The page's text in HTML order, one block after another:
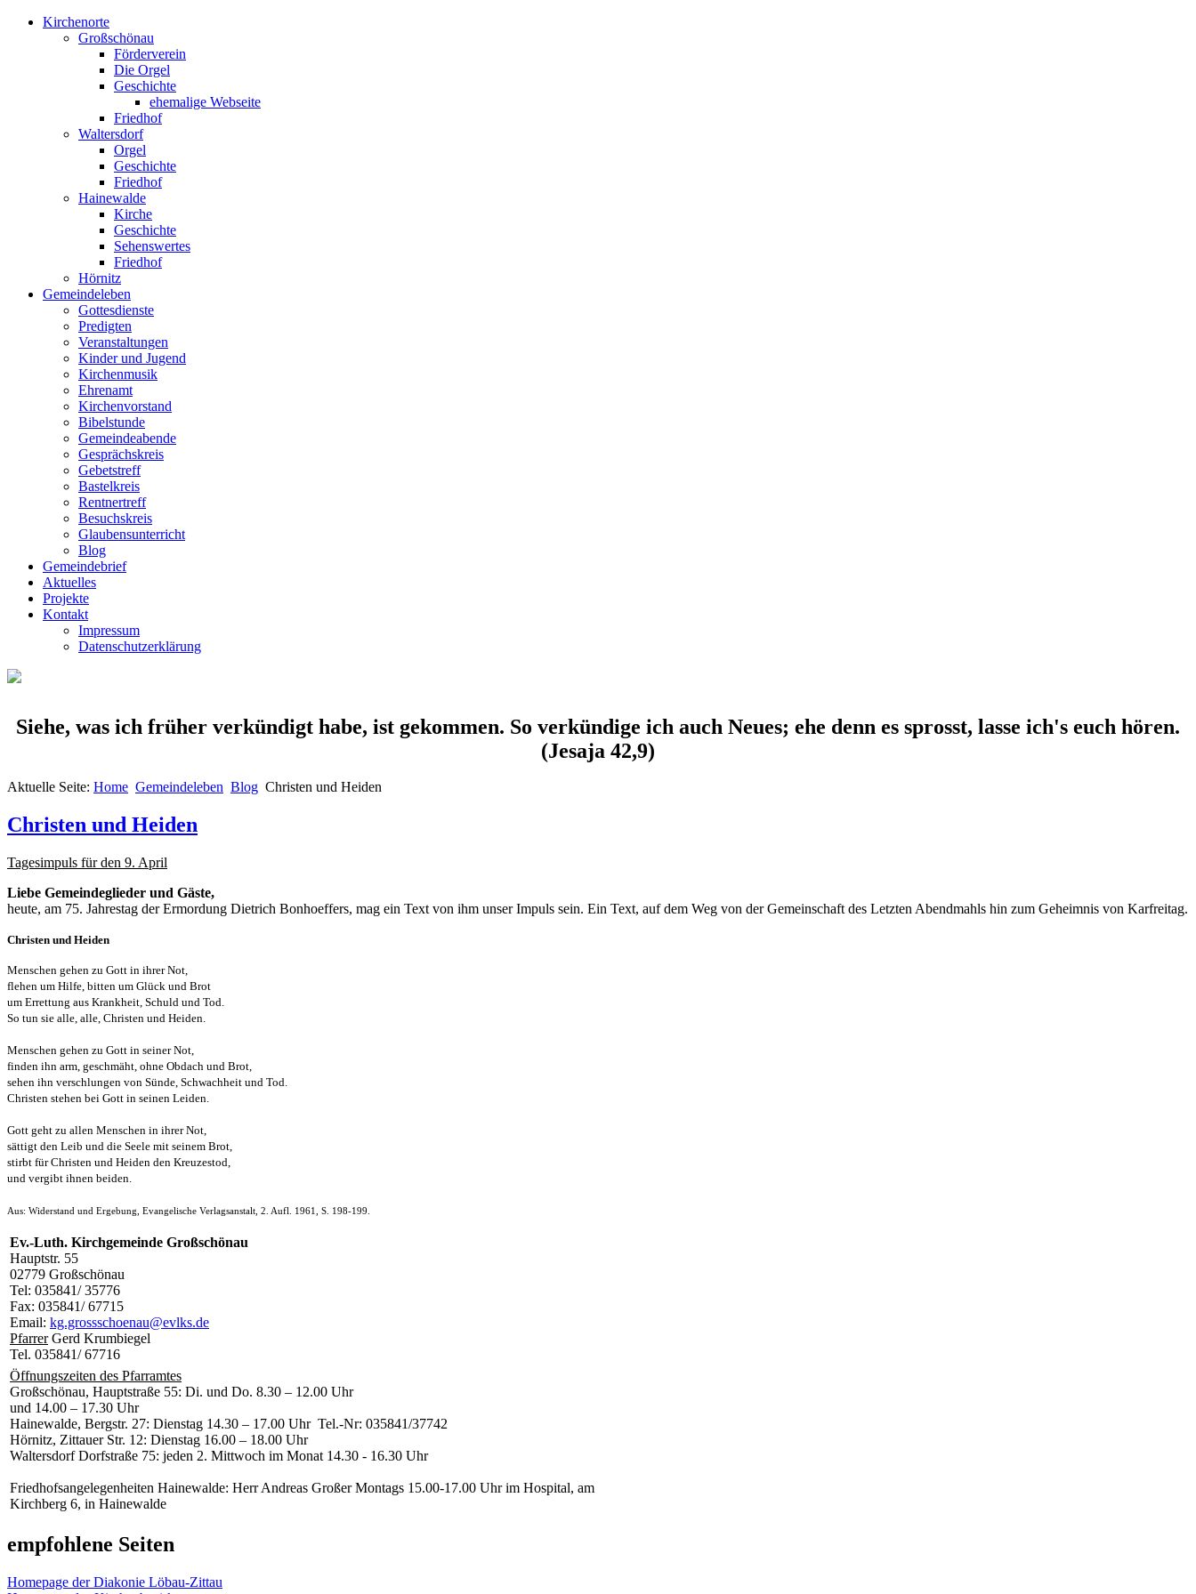
Kirchenorte
Großschönau
Förderverein
Die Orgel
Geschichte
ehemalige Webseite
Friedhof
Waltersdorf
Orgel
Geschichte
Friedhof
Hainewalde
Kirche
Geschichte
Sehenswertes
Friedhof
Hörnitz
Gemeindeleben
Gottesdienste
Predigten
Veranstaltungen
Kinder und Jugend
Kirchenmusik
Ehrenamt
Kirchenvorstand
Bibelstunde
Gemeindeabende
Gesprächskreis
Gebetstreff
Bastelkreis
Rentnertreff
Besuchskreis
Glaubensunterricht
Blog
Gemeindebrief
Aktuelles
Projekte
Kontakt
Impressum
Datenschutzerklärung
Siehe, was ich früher verkündigt habe, ist gekommen. So verkündige ich auch Neues; ehe denn es sprosst, lasse ich's euch hören.
(Jesaja 42,9)
Aktuelle Seite: Home Gemeindeleben Blog Christen und Heiden
Christen und Heiden
Tagesimpuls für den 9. April
Liebe Gemeindeglieder und Gäste,
heute, am 75. Jahrestag der Ermordung Dietrich Bonhoeffers, mag ein Text von ihm unser Impuls sein. Ein Text, auf dem Weg von der Gemeinschaft des Letzten Abendmahls hin zum Geheimnis von Karfreitag.
Christen und Heiden
Menschen gehen zu Gott in ihrer Not,
flehen um Hilfe, bitten um Glück und Brot
um Errettung aus Krankheit, Schuld und Tod.
So tun sie alle, alle, Christen und Heiden.
Menschen gehen zu Gott in seiner Not,
finden ihn arm, geschmäht, ohne Obdach und Brot,
sehen ihn verschlungen von Sünde, Schwachheit und Tod.
Christen stehen bei Gott in seinen Leiden.
Gott geht zu allen Menschen in ihrer Not,
sättigt den Leib und die Seele mit seinem Brot,
stirbt für Christen und Heiden den Kreuzestod,
und vergibt ihnen beiden.
Aus: Widerstand und Ergebung, Evangelische Verlagsanstalt, 2. Aufl. 1961, S. 198-199.
Ev.-Luth. Kirchgemeinde Großschönau
Hauptstr. 55
02779 Großschönau
Tel: 035841/ 35776
Fax: 035841/ 67715
Email: kg.grossschoenau@evlks.de
PfarrerGerd Krumbiegel
Tel. 035841/ 67716
Öffnungszeiten des Pfarramtes
Großschönau, Hauptstraße 55: Di. und Do. 8.30 – 12.00 Uhr
und 14.00 – 17.30 Uhr
Hainewalde, Bergstr. 27: Dienstag 14.30 – 17.00 Uhr Tel.-Nr: 035841/37742
Hörnitz, Zittauer Str. 12: Dienstag 16.00 – 18.00 Uhr
Waltersdorf Dorfstraße 75: jeden 2. Mittwoch im Monat 14.30 - 16.30 Uhr
Friedhofsangelegenheiten Hainewalde: Herr Andreas Großer Montags 15.00-17.00 Uhr im Hospital, am
Kirchberg 6, in Hainewalde
empfohlene Seiten
Homepage der Diakonie Löbau-Zittau